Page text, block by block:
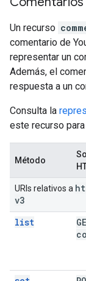
Un recurso
comentario de
representar un
Además, el
respuesta a un
Consulta la
este recurso
Método
URIs relativos a
v3
list